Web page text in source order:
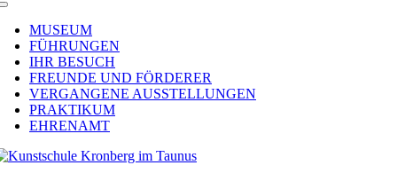
Toggle
NavigationMUSEUM
FÜHRUNGEN
IHR BESUCH
FREUNDE UND FÖRDERER
VERGANGENE AUSSTELLUNGEN
PRAKTIKUM
EHRENAMT